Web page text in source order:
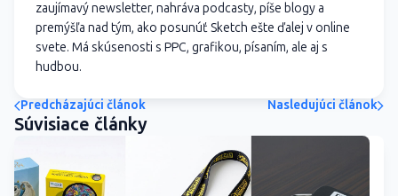
zaujímavý newsletter, nahráva podcasty, píše blogy a
premýšľa nad tým, ako posunúť Sketch ešte ďalej v online
svete. Má skúsenosti s PPC, grafikou, písaním, ale aj s
hudbou.
Predcházajúci článok Nasledujúci článok
Súvisiace články